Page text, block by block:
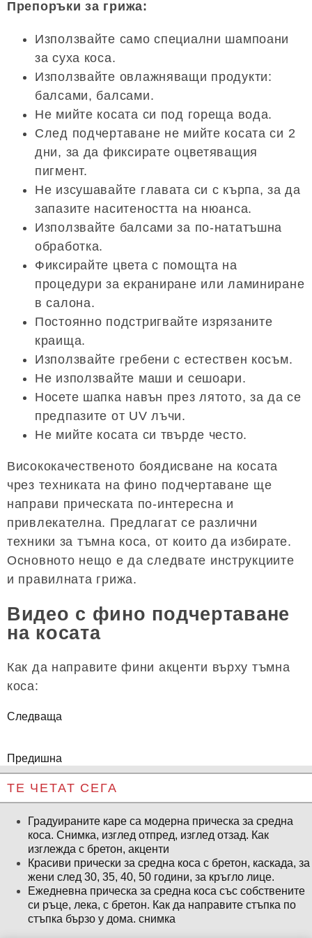
Препоръки за грижа:
Използвайте само специални шампоани
за суха коса.
Използвайте овлажняващи продукти:
балсами, балсами.
Не мийте косата си под гореща вода.
След подчертаване не мийте косата си 2
дни, за да фиксирате оцветяващия
пигмент.
Не изсушавайте главата си с кърпа, за да
запазите наситеността на нюанса.
Използвайте балсами за по-нататъшна
обработка.
Фиксирайте цвета с помощта на
процедури за екраниране или ламиниране
в салона.
Постоянно подстригвайте изрязаните
краища.
Използвайте гребени с естествен косъм.
Не използвайте маши и сешоари.
Носете шапка навън през лятото, за да се
предпазите от UV лъчи.
Не мийте косата си твърде често.
Висококачественото боядисване на косата
чрез техниката на фино подчертаване ще
направи прическата по-интересна и
привлекателна. Предлагат се различни
техники за тъмна коса, от които да избирате.
Основното нещо е да следвате инструкциите
и правилната грижа.
Видео с фино подчертаване
на косата
Как да направите фини акценти върху тъмна
коса:
Следваща
Предишна
ТЕ ЧЕТАТ СЕГА
Градуираните каре са модерна прическа за средна
коса. Снимка, изглед отпред, изглед отзад. Как
изглежда с бретон, акценти
Красиви прически за средна коса с бретон, каскада, за
жени след 30, 35, 40, 50 години, за кръгло лице.
Ежедневна прическа за средна коса със собствените
си ръце, лека, с бретон. Как да направите стъпка по
стъпка бързо у дома. снимка